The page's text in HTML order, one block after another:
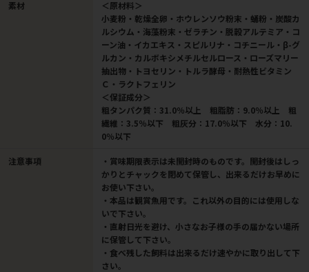
素材
＜原材料＞
小麦粉・乾燥全卵・ホウレンソウ粉末・蛹粉・炭酸カ
ルシウム・海藻粉末・ゼラチン・脱穀アルテミア・コ
ーン油・イカエキス・スピルリナ・コチニール・β-グ
ルカン・カルボキシメチルセルロース・ローズマリー
抽出物・トヨセリン・トルラ酵母・耐熱性ビタミン
Ｃ・ラクトフェリン
＜保証成分＞
粗タンパク質：31.0％以上 粗脂肪：9.0％以上 粗
繊維：3.5％以下 粗灰分：17.0％以下 水分：10.
0％以下
注意事項
・賞味期限表示は未開封時のものです。開封後はしっ
かりとチャックを閉めて保管し、出来るだけお早めに
お使い下さい。
・本品は観賞魚用です。これ以外の目的には使用しな
いで下さい。
・直射日光を避け、小さなお子様の手の届かない場所
に保管して下さい。
・食べ残した飼料は出来るだけ速やかに取り出して下
さい。